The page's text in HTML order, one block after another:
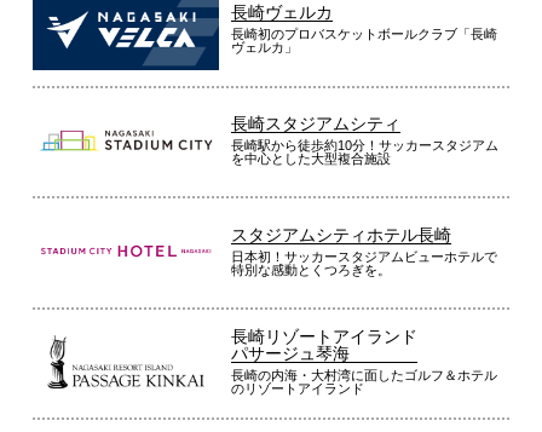
長崎ヴェルカ
長崎初のプロバスケットボールクラブ「長崎
ヴェルカ」
長崎スタジアムシティ
長崎駅から徒歩約10分！サッカースタジアム
を中心とした大型複合施設
スタジアムシティホテル長崎
日本初！サッカースタジアムビューホテルで
特別な感動とくつろぎを。
長崎リゾートアイランド
パサージュ琴海
長崎の内海・大村湾に面したゴルフ＆ホテル
のリゾートアイランド